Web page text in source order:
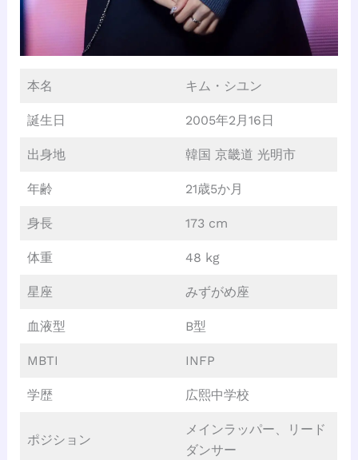
本名 キム・シユン
誕生日 2005年2月16日
出身地 韓国 京畿道 光明市
年齢 21歳5か月
身長 173 cm
体重 48 kg
星座 みずがめ座
血液型 B型
MBTI INFP
学歴 広熙中学校
ポジション
メインラッパー、リード
ダンサー